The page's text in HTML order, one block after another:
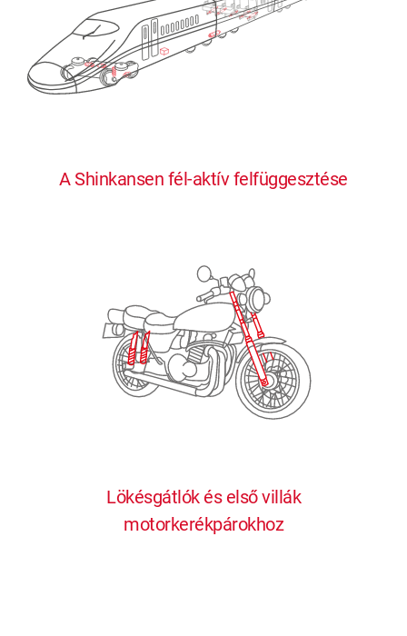
A Shinkansen fél-aktív felfüggesztése
Lökésgátlók és első villák
motorkerékpárokhoz
0 1
2
0
3
4
6
7
0
2
3
4
6
7
0
2
3
4
6
7
0
2
3
4
6
7
0
3
4
6